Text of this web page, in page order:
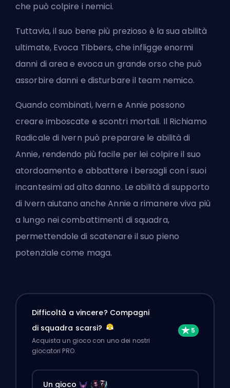
che può colpire i nemici.
Tuttavia, il suo bene più prezioso è la sua abilità
ultimate, Evoca Tibbers, che infligge enormi
danni di area e evoca un grande orso che può
assorbire danni e disturbare il team nemico.
Quando combinati, Ivern e Annie possono
creare imboscate e scontri mortali. Il Richiamo
Radicale di Ivern può preparare le abilità di
Annie, rendendo più facile per lei colpire il suo
atordoamento e abbattere i bersagli con i suoi
incantesimi ad alto danno. Le abilità di supporto
di Ivern aiutano anche Annie a rimanere viva più
a lungo nei combattimenti di squadra,
permettendole di scatenare il suo pieno
potenziale come maga.
Difficoltà a vincere? Compagni
di squadra scarsi?
Acquista un gioco con uno dei nostri
giocatori PRO.
Un gioco